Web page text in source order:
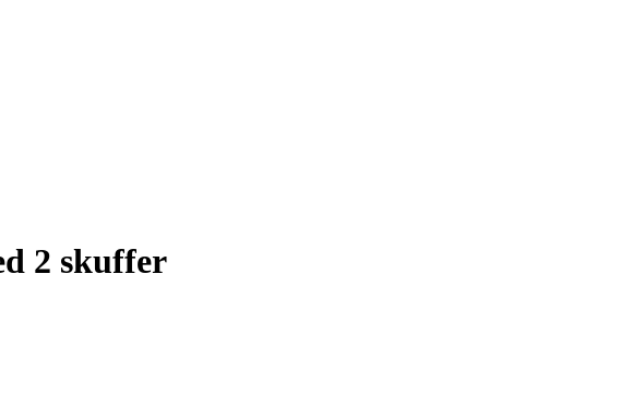
2 skuffer